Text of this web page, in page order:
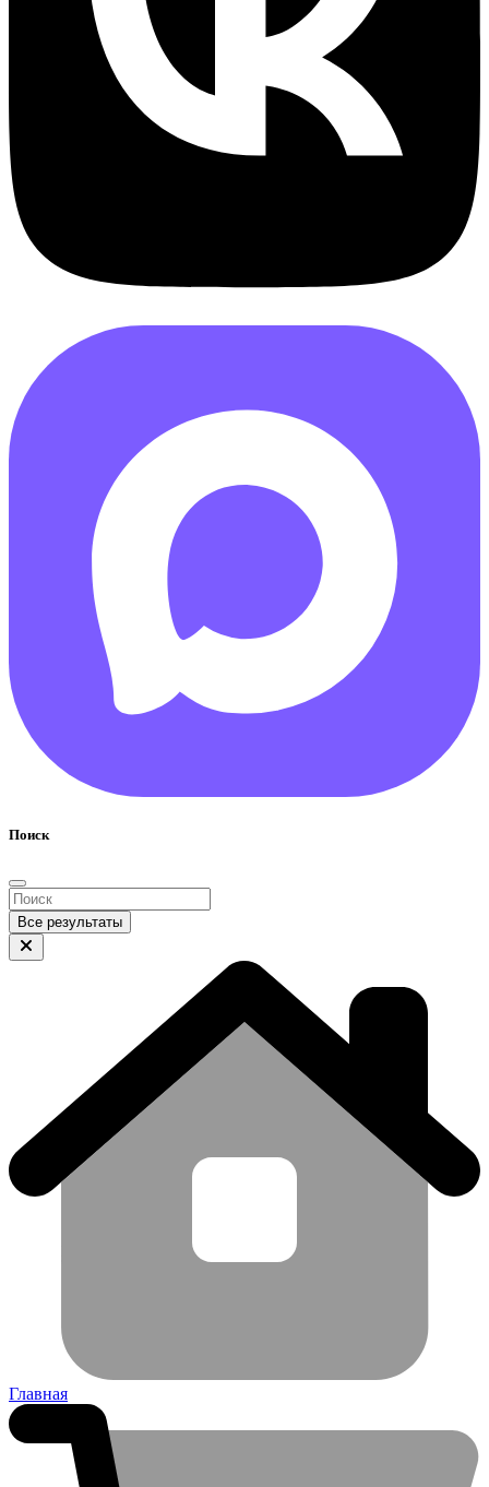
Поиск
Все результаты
Главная